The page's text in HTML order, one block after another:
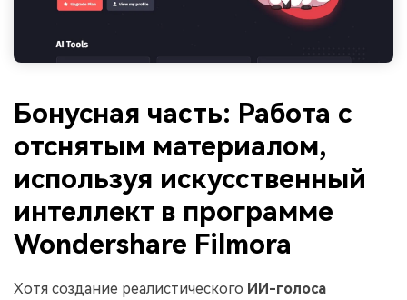
Бонусная часть: Работа с
отснятым материалом,
используя искусственный
интеллект в программе
Wondershare Filmora
Хотя создание реалистического ИИ-голоса